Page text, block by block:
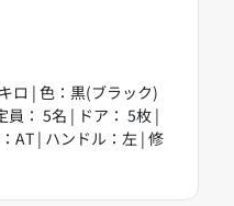
ロ | 色：黒(ブラック)
： 5名 | ドア： 5枚 |
AT | ハンドル：左 | 修